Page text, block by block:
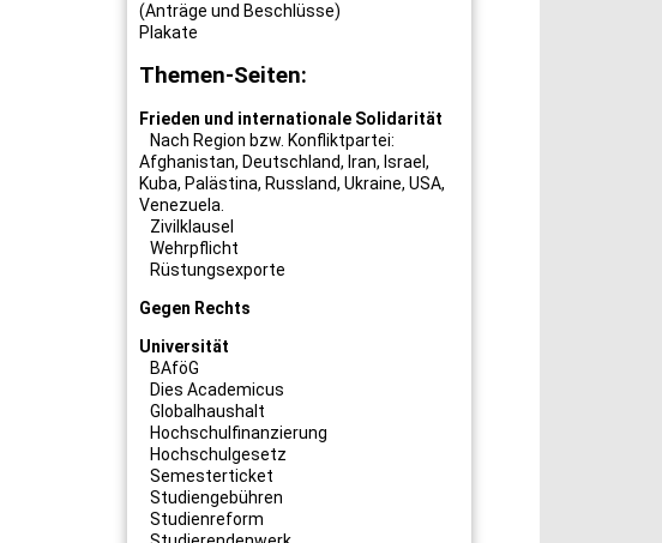
(Anträge und Beschlüsse)
Plakate
Themen-Seiten:
Frieden und internationale Solidarität
Nach Region bzw. Konfliktpartei:
Afghanistan, Deutschland, Iran, Israel ,
Kuba, Palästina, Russland, Ukraine, USA,
Venezuela
Zivilklausel
Wehrpflicht
Rüstungsexporte
Gegen Rechts
Universität
BAföG
Dies Academicus
Globalhaushalt
Hochschulfinanzierung
Hochschulgesetz
Semesterticket
Studiengebühren
Studienreform